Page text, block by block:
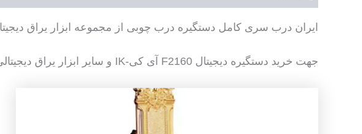
ایران درب سری کامل دستگیره درب چوبی از مجموعه ابزار یراق
جهت خرید دستگیره دیجیتال F2160 آی کی-IK و سایر ابزار یراق دیجیتالی با واحد فروش در ارتباط باشید